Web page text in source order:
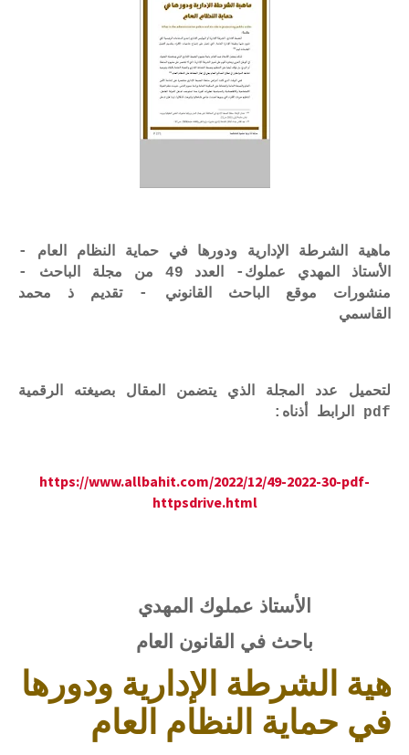
ماهية الشرطة الإدارية ودورها في حماية النظام العام -
الأستاذ المهدي عملوك- العدد 49 من مجلة الباحث -
منشورات موقع الباحث القانوني - تقديم ذ محمد
القاسمي
لتحميل عدد المجلة الذي يتضمن المقال بصيغته الرقمية
pdf الرابط أذناه:
https://www.allbahit.com/2022/12/49-2022-30-pdf-
httpsdrive.html
الأستاذ عملوك المهدي
باحث في القانون العام
الشرطة الإدارية ودورها
في حماية النظام العام